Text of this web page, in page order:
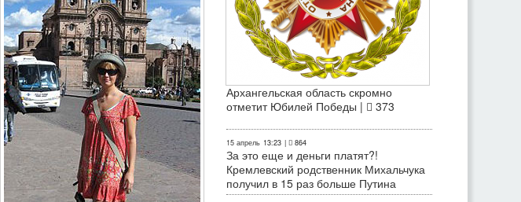
Архангельская область скромно
отметит Юбилей Победы |
373
15 апрель 13:23 | 864
За это еще и деньги платят?!
Кремлевский родственник Михальчука
получил в 15 раз больше Путина